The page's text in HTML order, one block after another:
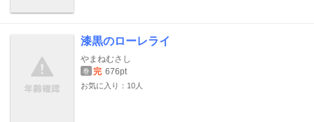
漆黒のローレライ
やまねむさし
巻 完 676pt
お気に入り：10人